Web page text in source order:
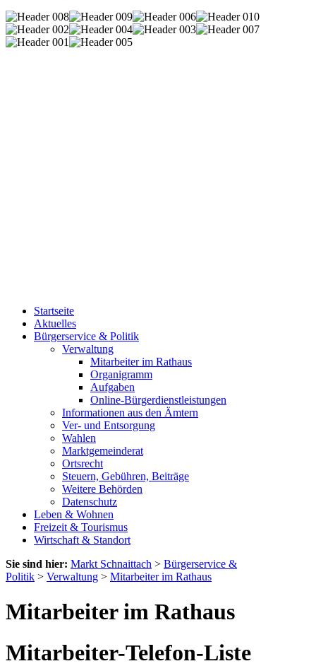
Startseite
Aktuelles
Bürgerservice & Politik
Verwaltung
Mitarbeiter im Rathaus
Organigramm
Aufgaben
Online-Bürgerdienstleistungen
Informationen aus den Ämtern
Ver- und Entsorgung
Wahlen
Marktgemeinderat
Ortsrecht
Steuern, Gebühren, Beiträge
Weitere Behörden
Datenschutz
Leben & Wohnen
Freizeit & Tourismus
Wirtschaft & Standort
Sie sind hier: Markt Schnaittach > Bürgerservice &
Politik > Verwaltung > Mitarbeiter im Rathaus
Mitarbeiter im Rathaus
Mitarbeiter-Telefon-Liste